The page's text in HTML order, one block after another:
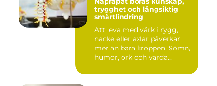
trygghet och långsiktig
smärtlindring
Att leva med värk i rygg,
nacke eller axlar påverkar
mer än bara kroppen. Sömn,
humör, ork och varda...